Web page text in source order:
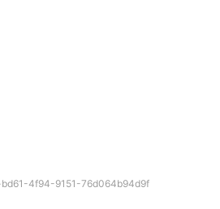
4f94-9151-76d064b94d9f